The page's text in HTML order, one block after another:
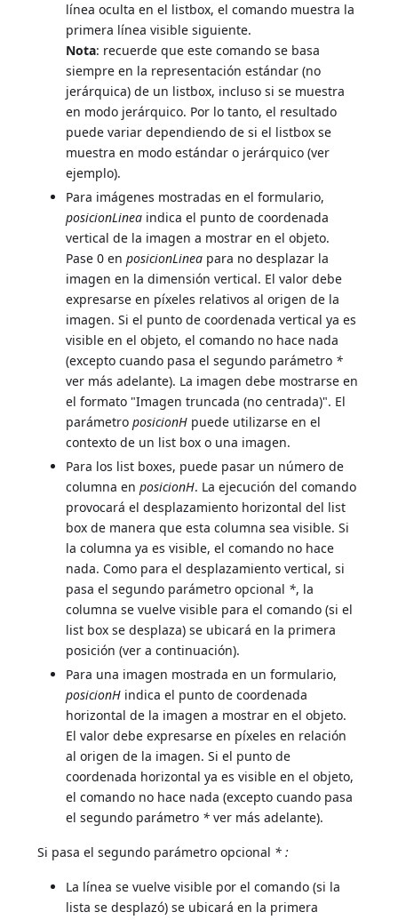
línea oculta en el listbox, el comando muestra la
primera línea visible siguiente.
Nota: recuerde que este comando se basa
siempre en la representación estándar (no
jerárquica) de un listbox, incluso si se muestra
en modo jerárquico. Por lo tanto, el resultado
puede variar dependiendo de si el listbox se
muestra en modo estándar o jerárquico (ver
ejemplo).
Para imágenes mostradas en el formulario,
posicionLinea indica el punto de coordenada
vertical de la imagen a mostrar en el objeto.
Pase 0 enposicionLinea para no desplazar la
imagen en la dimensión vertical. El valor debe
expresarse en píxeles relativos al origen de la
imagen. Si el punto de coordenada vertical ya es
visible en el objeto, el comando no hace nada
(excepto cuando pasa el segundo parámetro *
ver más adelante). La imagen debe mostrarse en
el formato "Imagen truncada (no centrada)". El
parámetroposicionH puede utilizarse en el
contexto de un list box o una imagen.
Para los list boxes, puede pasar un número de
columna enposicionH. La ejecución del comando
provocará el desplazamiento horizontal del list
box de manera que esta columna sea visible. Si
la columna ya es visible, el comando no hace
nada. Como para el desplazamiento vertical, si
pasa el segundo parámetro opcional *, la
columna se vuelve visible para el comando (si el
list box se desplaza) se ubicará en la primera
posición (ver a continuación).
Para una imagen mostrada en un formulario,
posicionH indica el punto de coordenada
horizontal de la imagen a mostrar en el objeto.
El valor debe expresarse en píxeles en relación
al origen de la imagen. Si el punto de
coordenada horizontal ya es visible en el objeto,
el comando no hace nada (excepto cuando pasa
el segundo parámetro * ver más adelante).
Si pasa el segundo parámetro opcional * :
La línea se vuelve visible por el comando (si la
lista se desplazó) se ubicará en la primera